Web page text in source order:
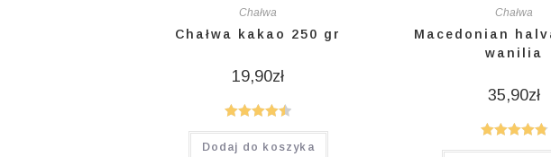
Chałwa
Chałwa kakao 250 gr
19,90zł
Oceniono
4.50na 5
Dodaj do koszyka
Chałwa
Macedonian
wanilia
35,90zł
Oceniono